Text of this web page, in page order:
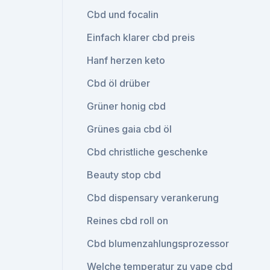
Cbd und focalin
Einfach klarer cbd preis
Hanf herzen keto
Cbd öl drüber
Grüner honig cbd
Grünes gaia cbd öl
Cbd christliche geschenke
Beauty stop cbd
Cbd dispensary verankerung
Reines cbd roll on
Cbd blumenzahlungsprozessor
Welche temperatur zu vape cbd